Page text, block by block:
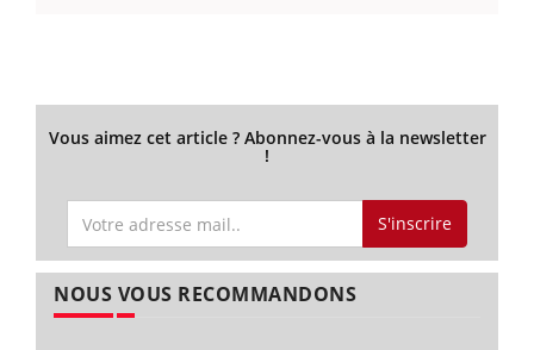
Vous aimez cet article ? Abonnez-vous à la newsletter
!
S'inscrire
NOUS VOUS RECOMMANDONS